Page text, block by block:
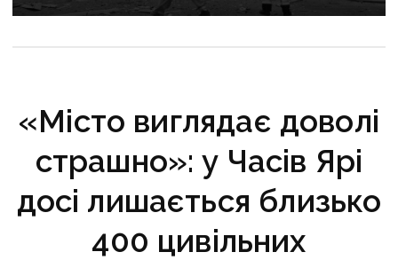
«Місто виглядає доволі
страшно»: у Часів Ярі
досі лишається близько
400 цивільних